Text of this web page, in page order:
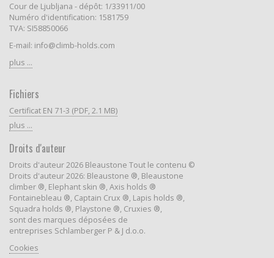
Cour de Ljubljana - dépôt: 1/33911/00
Numéro d'identification: 1581759
TVA: SI58850066
E-mail: info@climb-holds.com
plus ...
Fichiers
Certificat EN 71-3 (PDF, 2.1 MB)
plus ...
Droits d'auteur
Droits d'auteur 2026 Bleaustone Tout le contenu ©
Droits d'auteur 2026: Bleaustone ®, Bleaustone
climber ®, Elephant skin ®, Axis holds ®
Fontainebleau ®, Captain Crux ®, Lapis holds ®,
Squadra holds ®, Playstone ®, Cruxies ®,
sont des marques déposées de
entreprises Schlamberger P & J d.o.o.
Cookies